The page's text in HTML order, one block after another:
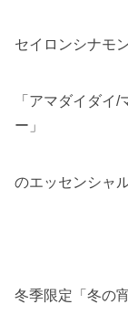
セイロンシナモ
「アマダイダイ
ー」
のエッセンシャ
冬季限定「冬の宵